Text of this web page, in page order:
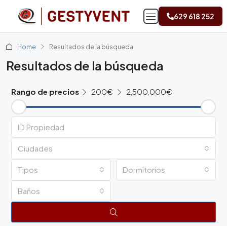
629 618 252
Home Resultados de la búsqueda
Resultados de la búsqueda
Rango de precios 200€ 2,500,000€
Ciudades
Tipos Dormitorios
Baños